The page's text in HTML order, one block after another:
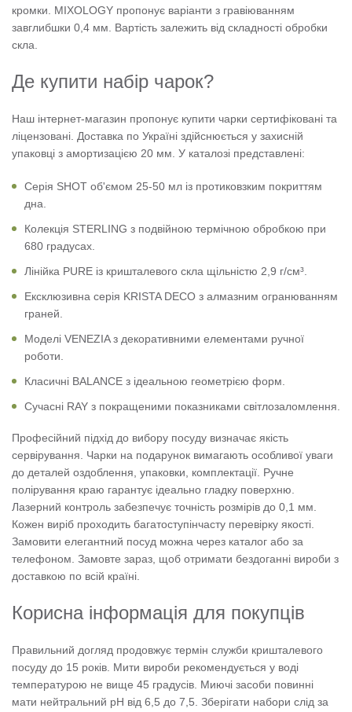
кромки. MIXOLOGY пропонує варіанти з гравіюванням
завглибшки 0,4 мм. Вартість залежить від складності обробки
скла.
Де купити набір чарок?
Наш інтернет-магазин пропонує купити чарки сертифіковані та
ліцензовані. Доставка по Україні здійснюється у захисній
упаковці з амортизацією 20 мм. У каталозі представлені:
Серія SHOT об'ємом 25-50 мл із протиковзким покриттям
дна.
Колекція STERLING з подвійною термічною обробкою при
680 градусах.
Лінійка PURE із кришталевого скла щільністю 2,9 г/см³.
Ексклюзивна серія KRISTA DECO з алмазним огранюванням
граней.
Моделі VENEZIA з декоративними елементами ручної
роботи.
Класичні BALANCE з ідеальною геометрією форм.
Сучасні RAY з покращеними показниками світлозаломлення.
Професійний підхід до вибору посуду визначає якість
сервірування. Чарки на подарунок вимагають особливої ​​уваги
до деталей оздоблення, упаковки, комплектації. Ручне
полірування краю гарантує ідеально гладку поверхню.
Лазерний контроль забезпечує точність розмірів до 0,1 мм.
Кожен виріб проходить багатоступінчасту перевірку якості.
Замовити елегантний посуд можна через каталог або за
телефоном. Замовте зараз, щоб отримати бездоганні вироби з
доставкою по всій країні.
Корисна інформація для покупців
Правильний догляд продовжує термін служби кришталевого
посуду до 15 років. Мити вироби рекомендується у воді
температурою не вище 45 градусів. Миючі засоби повинні
мати нейтральний pH від 6,5 до 7,5. Зберігати набори слід за